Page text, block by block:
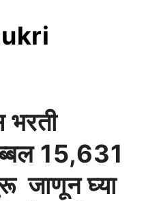
भरती
15,631
जाणून घ्या